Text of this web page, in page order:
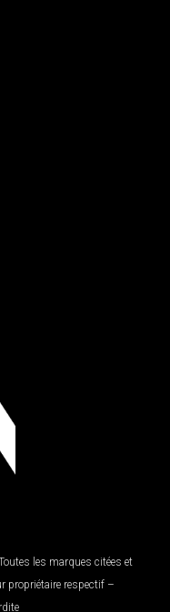
les marques citées et
propriétaire respectif –